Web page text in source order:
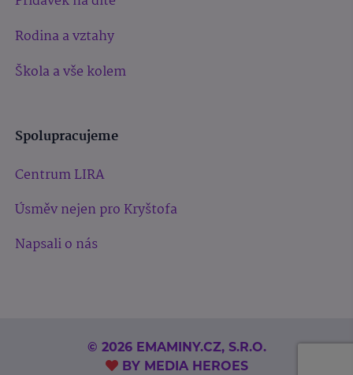
Rodina a vztahy
Škola a vše kolem
Spolupracujeme
Centrum LIRA
Úsměv nejen pro Kryštofa
Napsali o nás
© 2026 EMAMINY.CZ, S.R.O.
BY MEDIA HEROES